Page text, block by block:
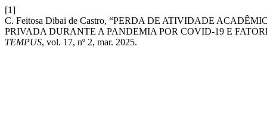
[1]
C. Feitosa Dibai de Castro, “PERDA DE ATIVIDADE
PRIVADA DURANTE A PANDEMIA POR COVID-19 E
TEMPUS, vol. 17, nº 2, mar. 2025.